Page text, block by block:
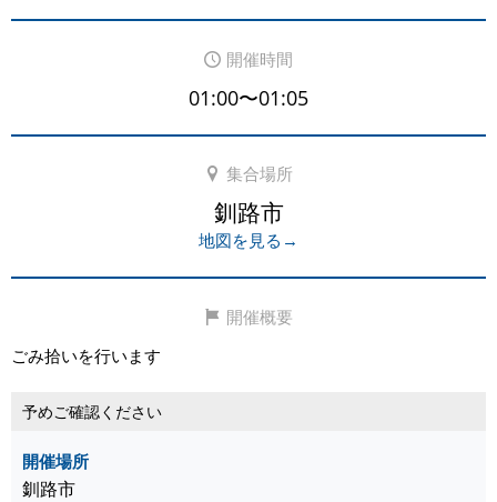
開催時間
01:00〜01:05
集合場所
釧路市
地図を見る→
開催概要
ごみ拾いを行います
予めご確認ください
開催場所
釧路市